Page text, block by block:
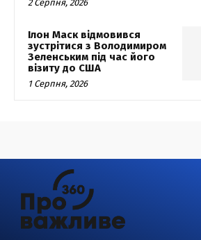
2 Серпня, 2026
Ілон Маск відмовився
зустрітися з Володимиром
Зеленським під час його
візиту до США
1 Серпня, 2026